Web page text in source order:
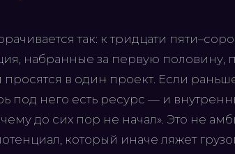
так: к тридцати
набранные за первую половину,
в один проект. Если
под него есть ресурс — и
до сих пор не начал». Это не
который иначе ляжет